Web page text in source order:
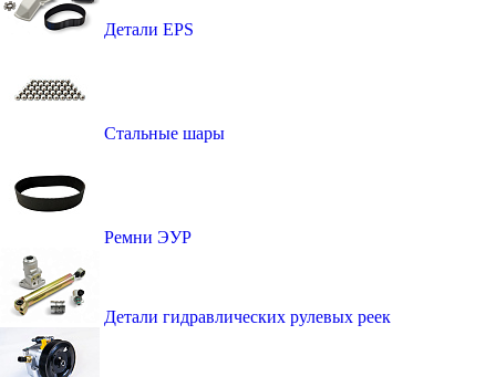
Детали EPS
Стальные шары
Ремни ЭУР
Детали гидравлических рулевых реек